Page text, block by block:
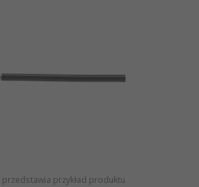
przykład produktu